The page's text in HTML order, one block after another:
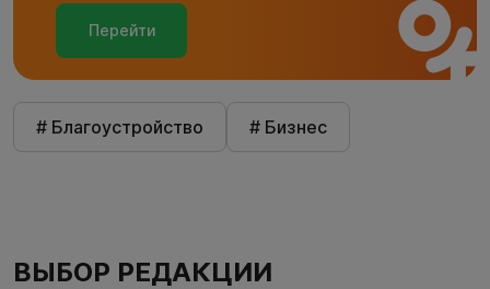
Перейти
# Благоустройство # Бизнес
ВЫБОР РЕДАКЦИИ